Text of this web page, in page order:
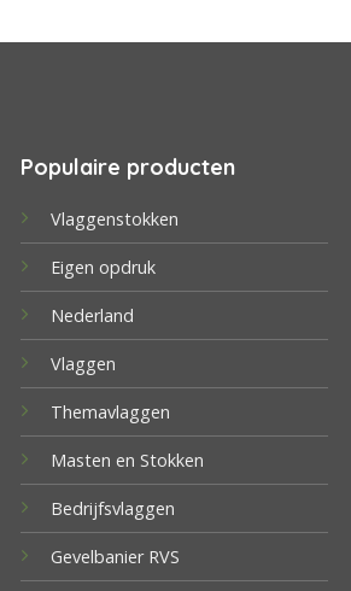
Populaire producten
Vlaggenstokken
Eigen opdruk
Nederland
Vlaggen
Themavlaggen
Masten en Stokken
Bedrijfsvlaggen
Gevelbanier RVS